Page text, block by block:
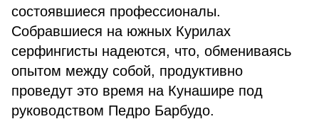
состоявшиеся профессионалы.
Собравшиеся на южных Курилах
серфингисты надеются, что, обмениваясь
опытом между собой, продуктивно
проведут это время на Кунашире под
руководством Педро Барбудо.